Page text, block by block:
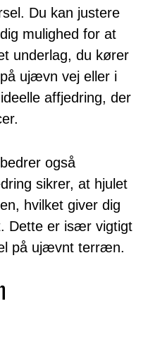
Du kan justere
mulighed for at
underlag, du kører
ujævn vej eller i
affjedring, der
også
sikrer, at hjulet
hvilket giver dig
Dette er især vigtigt
på ujævnt terræn.